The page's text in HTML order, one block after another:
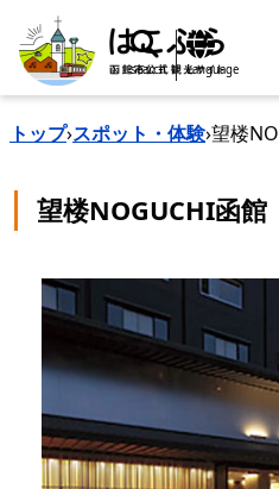
search Language
トップ›スポット・体験›望楼
望楼NOGUCHI函館